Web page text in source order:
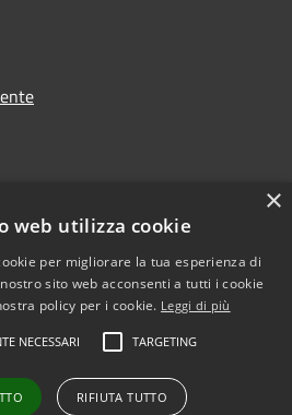
Copyright © 2026 • Comune di
Powered byMunicipium
Accesso redazione
×
web utilizza cookie
per migliorare la tua esperienza di
sito web acconsenti a tutti i cookie
policy per i cookie. Leggi di più
NECESSARI TARGETING
RIFIUTA TUTTO